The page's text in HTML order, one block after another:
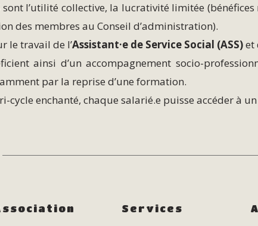
sont l’utilité collective, la lucrativité limitée
des membres au Conseil d’administration).
le travail de l’Assistant·e de Service Social (ASS)et
ainsi d’un accompagnement socio-
par la reprise d’une formation.
cycle enchanté, chaque salarié.e puisse accéder à
Services